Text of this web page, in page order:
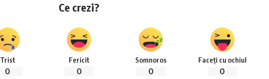
Ce crezi?
Trist
0
Fericit
0
Somnoros
0
Faceți cu ochiul
0